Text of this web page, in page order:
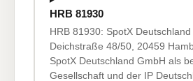
HRB 81930
HRB 81930: SpotX Deutschland
Deichstraße 48/50, 20459
SpotX Deutschland GmbH als
Gesellschaft und der IP